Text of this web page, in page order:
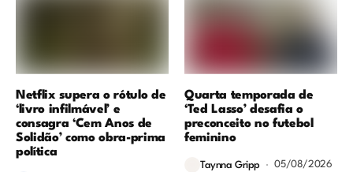
Netflix supera o rótulo de
‘livro infilmável’ e
consagra ‘Cem Anos de
Solidão’ como obra-prima
política
Quarta temporada de
‘Ted Lasso’ desafia o
preconceito no futebol
feminino
Taynna Gripp 05/08/2026